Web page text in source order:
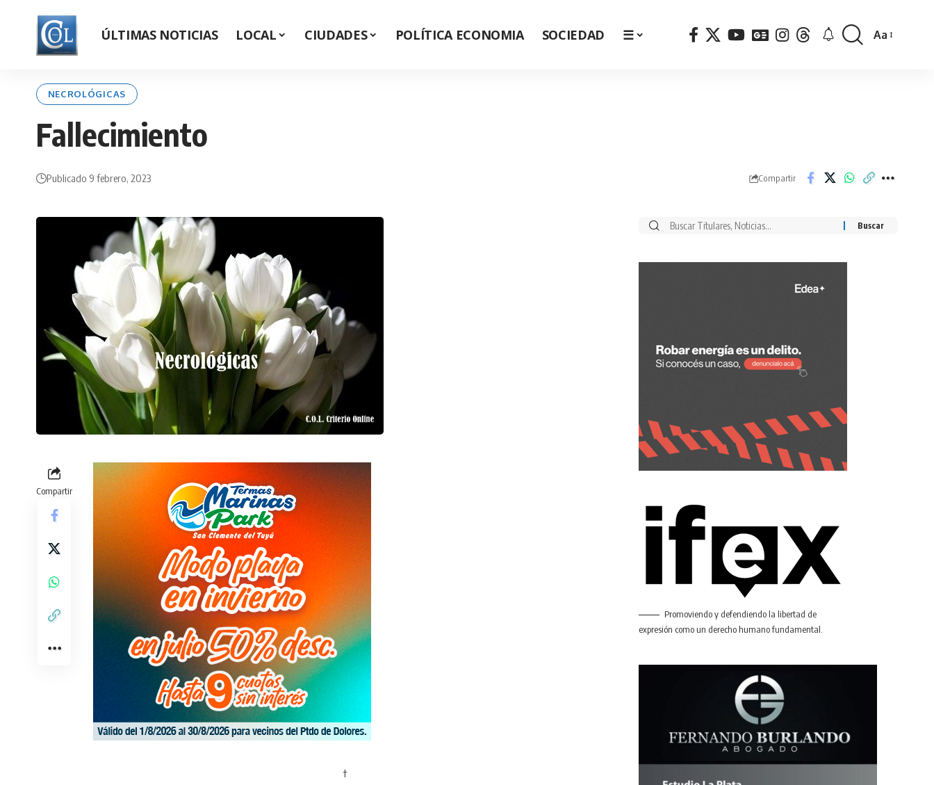
ÚLTIMAS NOTICIAS LOCAL CIUDADES POLÍTICA ECONOMIA SOCIEDAD ☰
Font
Aa
NECROLÓGICAS
Fallecimiento
Publicado 9 febrero, 2023 Compartir
Compartir
†
Buscar
Promoviendo y defendiendo la libertad de
expresión como un derecho humano fundamental.